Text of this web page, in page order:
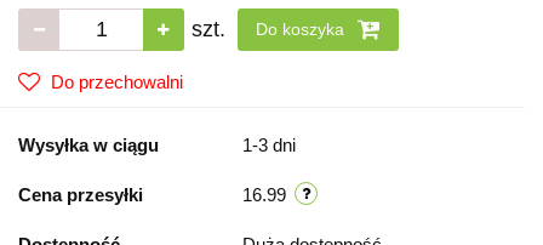
szt. Do koszyka
Do przechowalni
Wysyłka w ciągu 1-3 dni
Cena przesyłki 16.99